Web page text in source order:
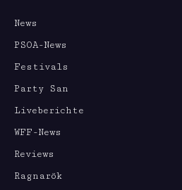
News
PSOA-News
Festivals
Party San
Liveberichte
WFF-News
Reviews
Ragnarök